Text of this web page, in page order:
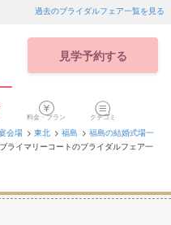
過去のブライダルフェア一覧を見る
見学予約する
料金・プラン クチコミ
会場 東北 福島
福島の結婚式場一
ブライマリーコートのブライダルフェア一